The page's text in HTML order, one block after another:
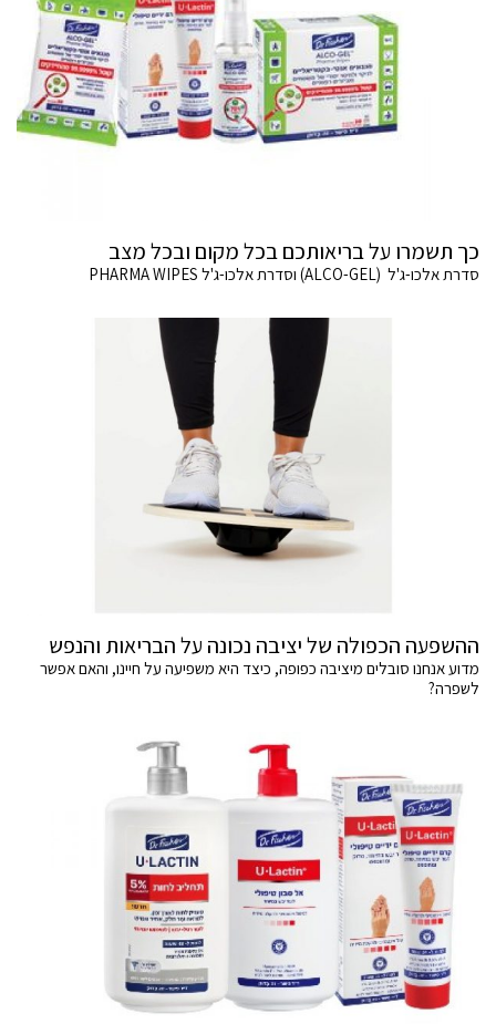
כך תשמרו על בריאותכם בכל מקום ובכל מצב
סדרת אלכו-ג'ל (ALCO-GEL) וסדרת אלכו-ג'ל PHARMA WIPES
ההשפעה הכפולה של יציבה נכונה על הבריאות והנפש
מדוע אנחנו סובלים מיציבה כפופה, כיצד היא משפיעה על חיינו, והאם אפשר
לשפרה?